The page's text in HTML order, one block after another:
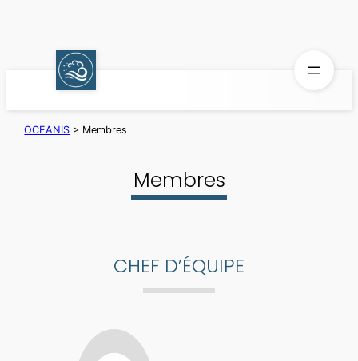
OCEANIS > Membres
Membres
CHEF D’ÉQUIPE